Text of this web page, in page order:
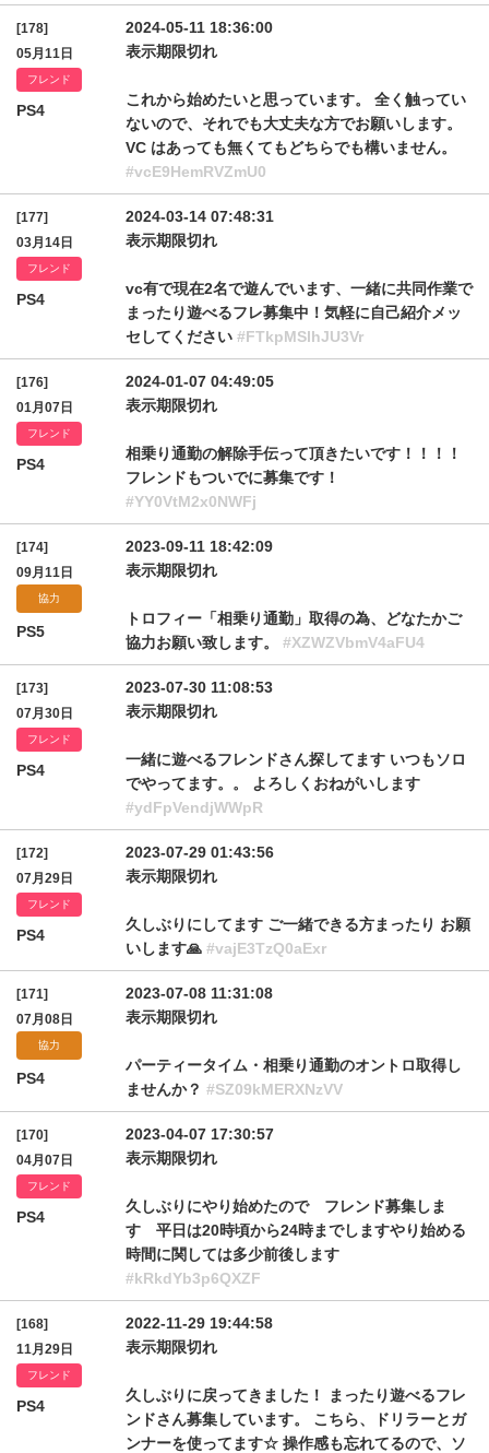
[178]
05月11日
フレンド
PS4
2024-05-11 18:36:00
表示期限切れ
これから始めたいと思っています。 全く触ってい
ないので、それでも大丈夫な方でお願いします。
VC はあっても無くてもどちらでも構いません。
#vcE9HemRVZmU0
[177]
03月14日
フレンド
PS4
2024-03-14 07:48:31
表示期限切れ
vc有で現在2名で遊んでいます、一緒に共同作業で
まったり遊べるフレ募集中！気軽に自己紹介メッ
セしてください #FTkpMSlhJU3Vr
[176]
01月07日
フレンド
PS4
2024-01-07 04:49:05
表示期限切れ
相乗り通勤の解除手伝って頂きたいです！！！！
フレンドもついでに募集です！
#YY0VtM2x0NWFj
[174]
09月11日
協力
PS5
2023-09-11 18:42:09
表示期限切れ
トロフィー「相乗り通勤」取得の為、どなたかご
協力お願い致します。 #XZWZVbmV4aFU4
[173]
07月30日
フレンド
PS4
2023-07-30 11:08:53
表示期限切れ
一緒に遊べるフレンドさん探してます いつもソロ
でやってます。。 よろしくおねがいします
#ydFpVendjWWpR
[172]
07月29日
フレンド
PS4
2023-07-29 01:43:56
表示期限切れ
久しぶりにしてます ご一緒できる方まったり お願
いします🙏 #vajE3TzQ0aExr
[171]
07月08日
協力
PS4
2023-07-08 11:31:08
表示期限切れ
パーティータイム・相乗り通勤のオントロ取得し
ませんか？ #SZ09kMERXNzVV
[170]
04月07日
フレンド
PS4
2023-04-07 17:30:57
表示期限切れ
久しぶりにやり始めたので フレンド募集しま
す 平日は20時頃から24時までしますやり始める
時間に関しては多少前後します
#kRkdYb3p6QXZF
[168]
11月29日
フレンド
PS4
2022-11-29 19:44:58
表示期限切れ
久しぶりに戻ってきました！ まったり遊べるフレ
ンドさん募集しています。 こちら、ドリラーとガ
ンナーを使ってます☆ 操作感も忘れてるので、ソ